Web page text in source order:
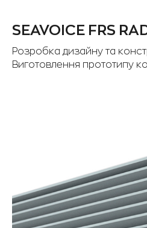
SEAVOICE FRS
Розробка дизайну та
Виготовлення прототипу